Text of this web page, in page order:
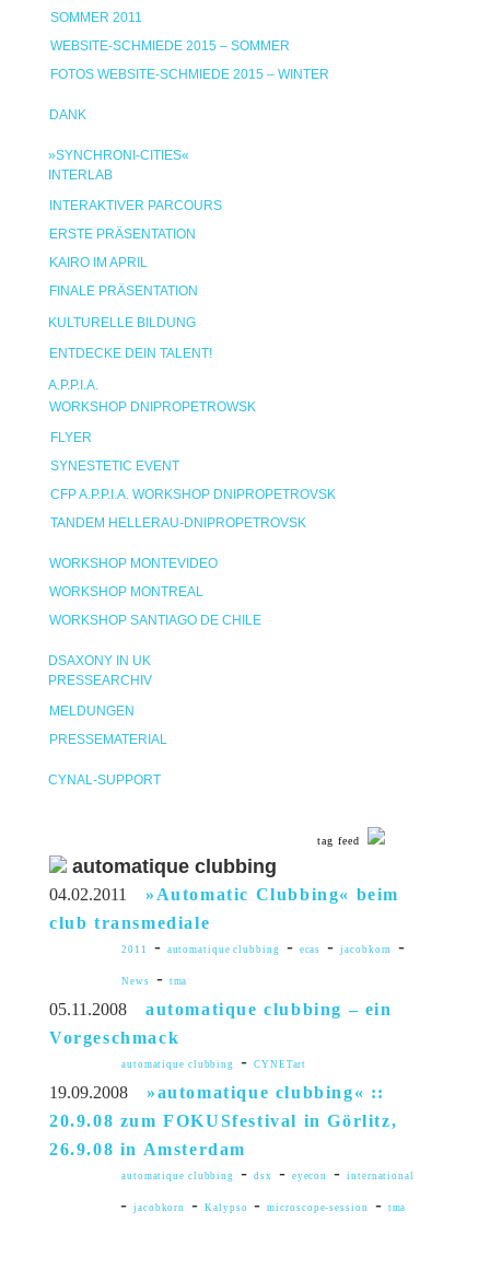
SOMMER 2011
WEBSITE-SCHMIEDE 2015 – SOMMER
FOTOS WEBSITE-SCHMIEDE 2015 – WINTER
DANK
»SYNCHRONI-CITIES«
INTERLAB
INTERAKTIVER PARCOURS
ERSTE PRÄSENTATION
KAIRO IM APRIL
FINALE PRÄSENTATION
KULTURELLE BILDUNG
ENTDECKE DEIN TALENT!
A.P.P.I.A.
WORKSHOP DNIPROPETROWSK
FLYER
SYNESTETIC EVENT
CFP A.P.P.I.A. WORKSHOP DNIPROPETROVSK
TANDEM HELLERAU-DNIPROPETROVSK
WORKSHOP MONTEVIDEO
WORKSHOP MONTREAL
WORKSHOP SANTIAGO DE CHILE
DSAXONY IN UK
PRESSEARCHIV
MELDUNGEN
PRESSEMATERIAL
CYNAL-SUPPORT
tag feed
automatique clubbing
04.02.2011 »Automatic Clubbing« beim
club transmediale
2011 - automatique clubbing - ecas - jacobkorn -
News - tma
05.11.2008 automatique clubbing – ein
Vorgeschmack
automatique clubbing - CYNETart
19.09.2008 »automatique clubbing« ::
20.9.08 zum FOKUSfestival in Görlitz,
26.9.08 in Amsterdam
automatique clubbing - dsx - eyecon - international
- jacobkorn - Kalypso - microscope-session - tma